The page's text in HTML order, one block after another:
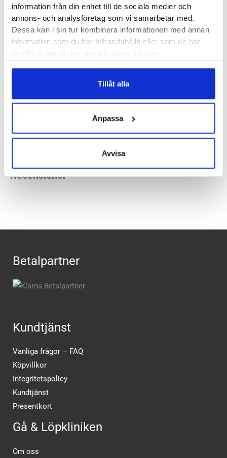
information från din enhet till de sociala medier och
annons- och analysföretag som vi samarbetar med.
Dessa kan i sin tur kombinera informationen med annan
information som du har tillhandahållit eller som de har
samlat in när du har använt deras tjänster.
Tillåt alla
Anpassa
Avvisa
uppskatta den.
Läst:Normal, bred
Fotvalv:Normala, låga, höga
Häl mm – Framfot mm
Häl-tå dropp:6 mm
Hokas artikelnummer:
Butiker:Umeå,Uppsala,Örnsköldsvik,Östersund
Recensioner
Betalpartner
Kundtjänst
Vanliga frågor – FAQ
Köpvillkor
Integritetspolicy
Kundtjänst
Presentkort
Gå & Löpkliniken
Om oss